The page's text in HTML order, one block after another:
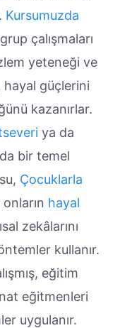
Kursumuzda
çalışmaları
yeteneği ve
hayal güçlerini
kazanırlar.
ya da
bir temel
Çocuklarla
hayal
zekâlarını
kullanır.
eğitim
eğitmenleri
uygulanır.